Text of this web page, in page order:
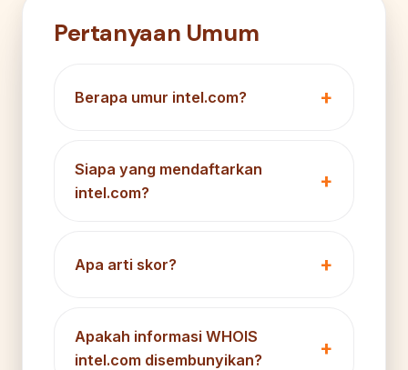
Pertanyaan Umum
Berapa umur intel.com?
Siapa yang mendaftarkan
intel.com?
Apa arti skor?
Apakah informasi WHOIS
intel.com disembunyikan?